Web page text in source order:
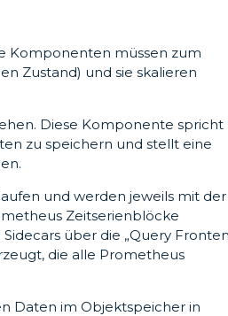
Komponenten müssen zum
Zustand) und sie skalieren
Diese Komponente spricht
zu speichern und stellt eine
und werden jeweils mit der
Zeitserienblöcke
über die „Query
die alle Prometheus
Daten im Objektspeicher in